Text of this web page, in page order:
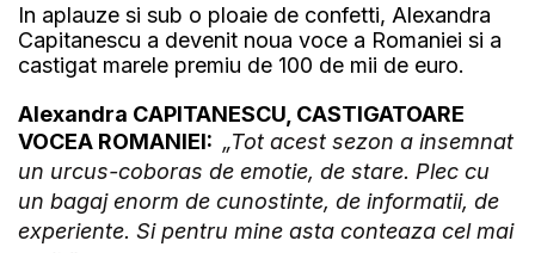
In aplauze si sub o ploaie de confetti, Alexandra
Capitanescu a devenit noua voce a Romaniei si a
castigat marele premiu de 100 de mii de euro.
Alexandra CAPITANESCU, CASTIGATOARE
VOCEA ROMANIEI: „Tot acest sezon a insemnat
un urcus-coboras de emotie, de stare. Plec cu
un bagaj enorm de cunostinte, de informatii, de
experiente. Si pentru mine asta conteaza cel mai